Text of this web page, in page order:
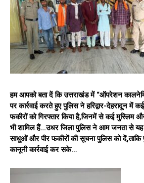
हम आपको बता दें कि उत्तराखंड में “ऑपरेशन
पर कार्रवाई करते हुए पुलिस ने हरिद्वार-देहरादून में
फकीरों को गिरफ्तार किया है,जिनमें से कई मुस्लिम
भी शामिल हैं…उधर जिला पुलिस ने आम जनता से यह
साधुओं और पीर फकीरों की सूचना पुलिस को
कानूनी कार्रवाई कर सके…